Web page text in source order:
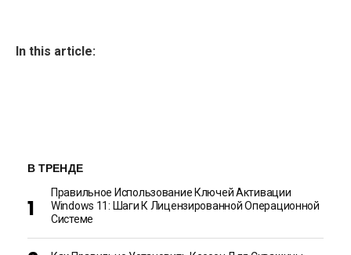
In this article:
В ТРЕНДЕ
Правильное Использование Ключей Активации
Windows 11: Шаги К Лицензированной Операционной
Системе